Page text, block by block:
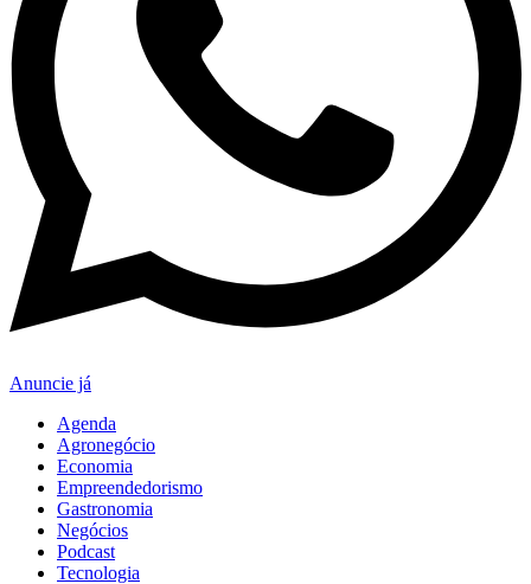
Anuncie já
Agenda
Agronegócio
Economia
Empreendedorismo
Gastronomia
Negócios
Podcast
Tecnologia